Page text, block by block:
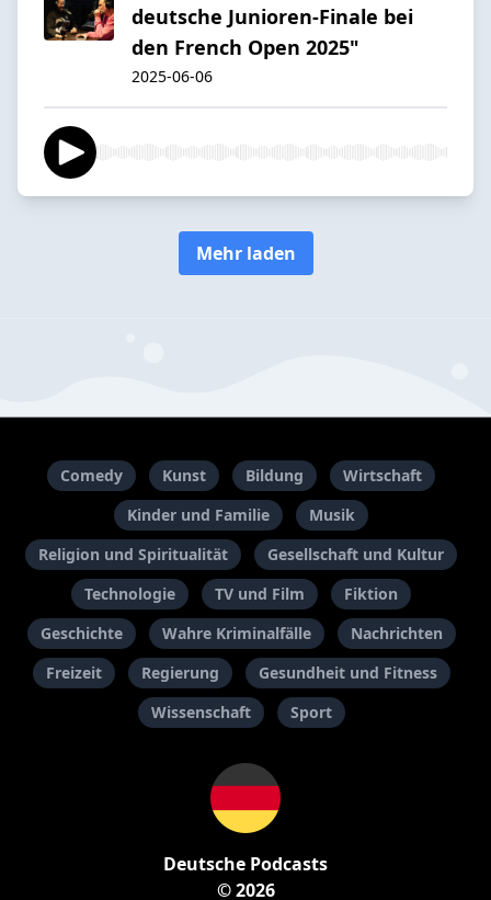
deutsche Junioren-Finale bei
den French Open 2025"
2025-06-06
Mehr laden
Comedy Kunst Bildung
Wirtschaft
Kinder und Familie
Musik
Religion und Spiritualität
Gesellschaft und Kultur
Technologie
TV und Film
Fiktion
Geschichte
Wahre Kriminalfälle
Nachrichten
Freizeit
Regierung
Gesundheit und Fitness
Wissenschaft
Sport
Deutsche Podcasts
© 2026